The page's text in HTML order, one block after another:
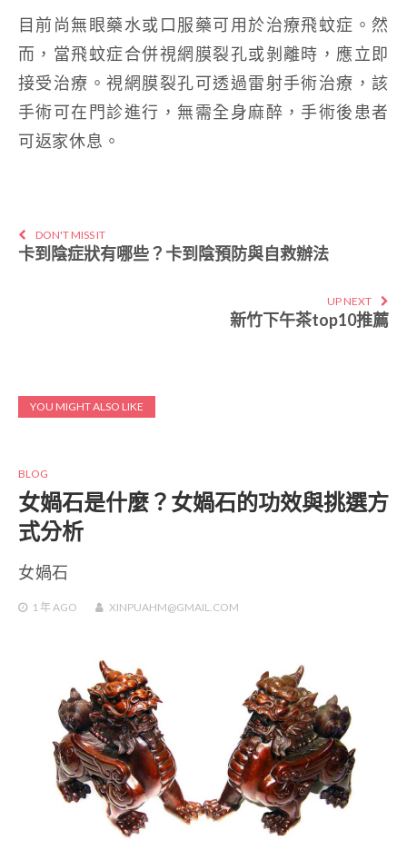
目前尚無眼藥水或口服藥可用於治療飛蚊症。然
而，當飛蚊症合併視網膜裂孔或剝離時，應立即
接受治療。視網膜裂孔可透過雷射手術治療，該
手術可在門診進行，無需全身麻醉，手術後患者
可返家休息。
DON'T MISS IT
卡到陰症狀有哪些？卡到陰預防與自救辦法
UP NEXT
新竹下午茶top10推薦
YOU MIGHT ALSO LIKE
BLOG
女媧石是什麼？女媧石的功效與挑選方
式分析
女媧石
1 年 AGO XINPUAHM@GMAIL.COM